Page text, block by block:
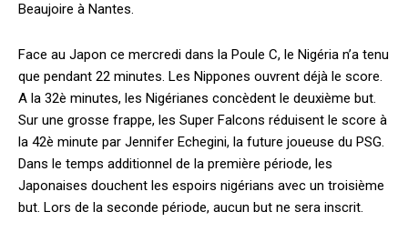
Beaujoire à Nantes.
Face au Japon ce mercredi dans la Poule C, le Nigéria n’a tenu
que pendant 22 minutes. Les Nippones ouvrent déjà le score.
A la 32è minutes, les Nigérianes concèdent le deuxième but.
Sur une grosse frappe, les Super Falcons réduisent le score à
la 42è minute par Jennifer Echegini, la future joueuse du PSG.
Dans le temps additionnel de la première période, les
Japonaises douchent les espoirs nigérians avec un troisième
but. Lors de la seconde période, aucun but ne sera inscrit.